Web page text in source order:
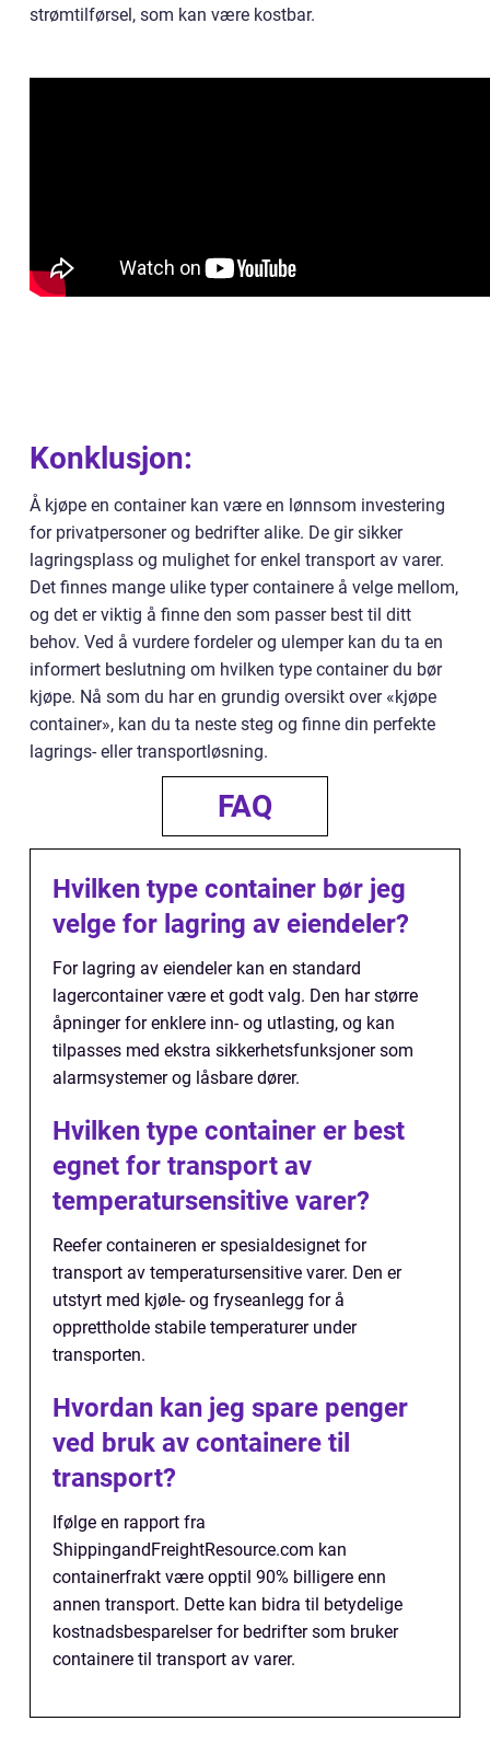
strømtilførsel, som kan være kostbar.
Konklusjon:
Å kjøpe en container kan være en lønnsom investering
for privatpersoner og bedrifter alike. De gir sikker
lagringsplass og mulighet for enkel transport av varer.
Det finnes mange ulike typer containere å velge mellom,
og det er viktig å finne den som passer best til ditt
behov. Ved å vurdere fordeler og ulemper kan du ta en
informert beslutning om hvilken type container du bør
kjøpe. Nå som du har en grundig oversikt over «kjøpe
container», kan du ta neste steg og finne din perfekte
lagrings- eller transportløsning.
FAQ
Hvilken type container bør jeg
velge for lagring av eiendeler?
For lagring av eiendeler kan en standard
lagercontainer være et godt valg. Den har større
åpninger for enklere inn- og utlasting, og kan
tilpasses med ekstra sikkerhetsfunksjoner som
alarmsystemer og låsbare dører.
Hvilken type container er best
egnet for transport av
temperatursensitive varer?
Reefer containeren er spesialdesignet for
transport av temperatursensitive varer. Den er
utstyrt med kjøle- og fryseanlegg for å
opprettholde stabile temperaturer under
transporten.
Hvordan kan jeg spare penger
ved bruk av containere til
transport?
Ifølge en rapport fra
ShippingandFreightResource.com kan
containerfrakt være opptil 90% billigere enn
annen transport. Dette kan bidra til betydelige
kostnadsbesparelser for bedrifter som bruker
containere til transport av varer.